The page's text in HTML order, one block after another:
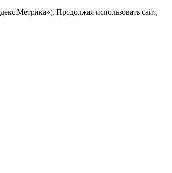
Продолжая использовать сайт,